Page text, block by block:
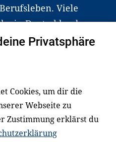
Viele
in Deutschland
dabei.
arbeiten wir eng
Unternehmen
Privatsphäre
Cookies, um dir die
Webseite zu
Zustimmung erklärst du